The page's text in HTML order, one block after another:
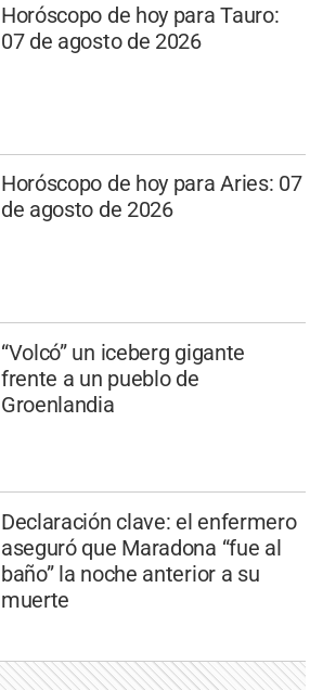
Horóscopo de hoy para Tauro:
07 de agosto de 2026
Horóscopo de hoy para Aries: 07
de agosto de 2026
“Volcó” un iceberg gigante
frente a un pueblo de
Groenlandia
Declaración clave: el enfermero
aseguró que Maradona “fue al
baño” la noche anterior a su
muerte